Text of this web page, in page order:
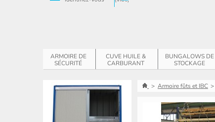
ARMOIRE DE
SÉCURITÉ
CUVE HUILE &
CARBURANT
BUNGALOWS DE
STOCKAGE
> Armoire fûts et IBC >